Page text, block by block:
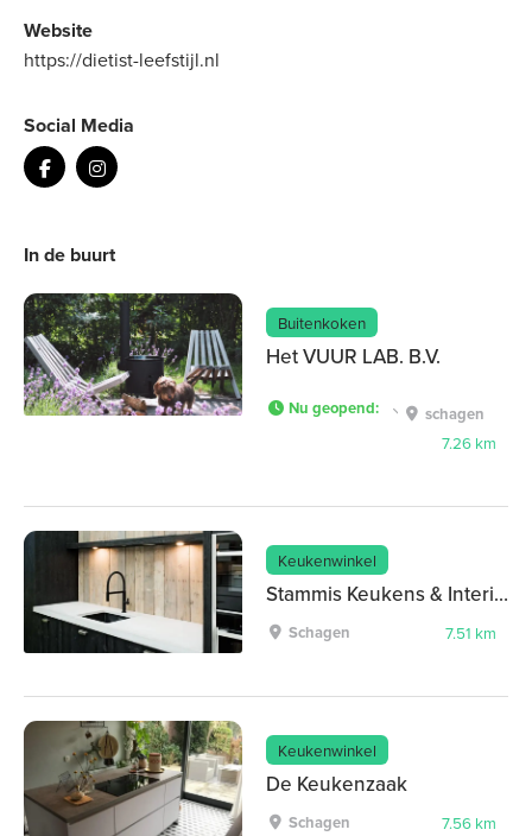
Website
https://dietist-leefstijl.nl
Social Media
In de buurt
Buitenkoken
Het VUUR LAB. B.V.
Nu geopend:
schagen
7.26 km
Keukenwinkel
Stammis Keukens & Interieur
Schagen 7.51 km
Keukenwinkel
De Keukenzaak
Schagen 7.56 km